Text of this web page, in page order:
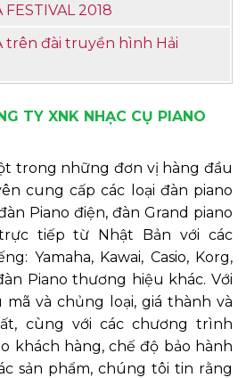
2018
trên đài truyền hình Hải
TY XNK NHẠC CỤ PIANO
trong những đơn vị hàng đầu
cung cấp các loại đàn piano
Piano điện, đàn Grand piano
tiếp từ Nhật Bản với các
Yamaha, Kawai, Casio, Korg,
Piano thương hiệu khác. Với
mã và chủng loại, giá thành và
cùng với các chương trình
khách hàng, chế độ bảo hành
sản phẩm, chúng tôi tin rằng